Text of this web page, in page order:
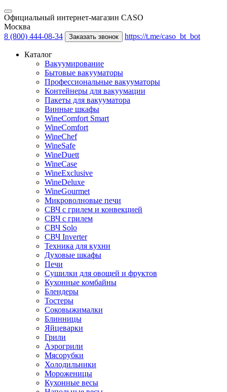
Официальный интернет-магазин CASO
Москва
8 (800) 444-08-34
Заказать звонок https://t.me/caso_bt_bot
Каталог
Вакуумирование
Бытовые вакууматоры
Профессиональные вакууматоры
Контейнеры для вакуумации
Пакеты для вакууматора
Винные шкафы
WineComfort Smart
WineComfort
WineChef
WineSafe
WineDuett
WineCase
WineExclusive
WineDeluxe
WineGourmet
Микроволновые печи
СВЧ с грилем и конвекцией
СВЧ с грилем
СВЧ Solo
СВЧ Inverter
Техника для кухни
Духовые шкафы
Печи
Сушилки для овощей и фруктов
Кухонные комбайны
Блендеры
Тостеры
Соковыжималки
Блинницы
Яйцеварки
Грили
Аэрогрили
Мясорубки
Холодильники
Мороженицы
Кухонные весы